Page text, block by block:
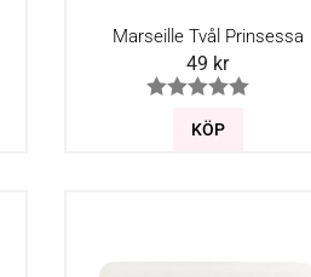
Marseille Tvål Prinsessa
49 kr
KÖP